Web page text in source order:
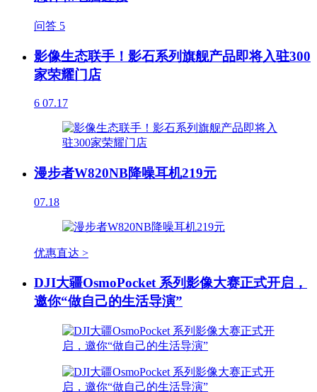
问答 5
影像生态联手！影石系列旗舰产品即将入驻300
家荣耀门店
6 07.17
漫步者W820NB降噪耳机219元
07.18
优惠直达 >
DJI大疆OsmoPocket 系列影像大赛正式开启，
邀你“做自己的生活导演”